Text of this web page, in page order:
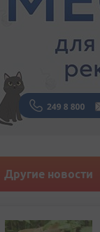
Другие новости